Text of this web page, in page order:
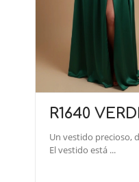
R1640
Un vestido precioso,
El vestido está ...